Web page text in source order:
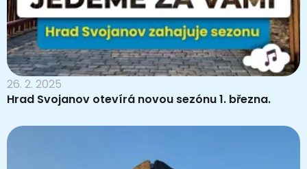
26. 2. 2025
Hrad Svojanov otevírá novou sezónu 1. března.